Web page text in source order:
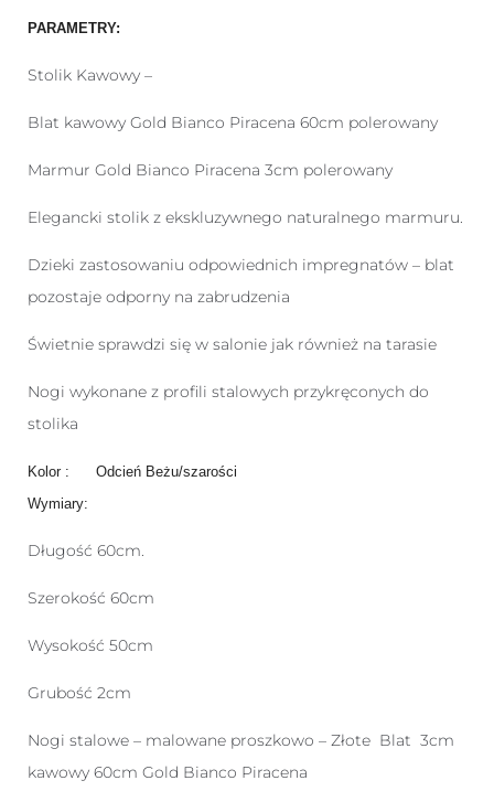
PARAMETRY:
Stolik Kawowy –
Blat kawowy Gold Bianco Piracena 60cm polerowany
Marmur Gold Bianco Piracena 3cm polerowany
Elegancki stolik z ekskluzywnego naturalnego marmuru.
Dzieki zastosowaniu odpowiednich impregnatów – blat
pozostaje odporny na zabrudzenia
Świetnie sprawdzi się w salonie jak również na tarasie
Nogi wykonane z profili stalowych przykręconych do
stolika
Kolor : Odcień Beżu/szarości
Wymiary:
Długość 60cm.
Szerokość 60cm
Wysokość 50cm
Grubość 2cm
Nogi stalowe – malowane proszkowo – Złote Blat 3cm
kawowy 60cm Gold Bianco Piracena